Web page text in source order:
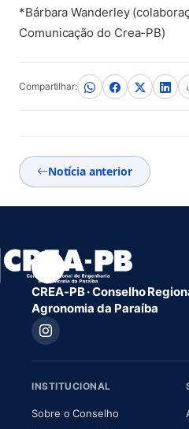
*Bárbara Wanderley
Comunicação do Crea-PB)
Compartilhar:
Notícia anterior
CREA-PB · Conselho
Agronomia da Paraíba
INSTITUCIONAL
Sobre o Conselho(abre em